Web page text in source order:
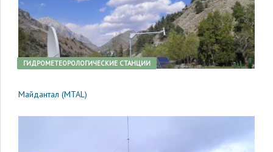
ГИДРОМЕТЕОРОЛОГИЧЕСКИЕ СТАНЦИИ
Майдантал (MTAL)